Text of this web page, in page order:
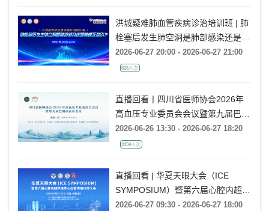
洪城疑难肺血管疾病诊治培训班 | 肺
栓塞后发生肺空洞是肺部感染还是肺
梗死鉴别？
2026-06-27 20:00 - 2026-06-27 21:00
526人次
直播回看丨四川省医师协会2026年
高血压专业委员会会议暨第九届巴蜀
高血压会议
2026-06-26 13:30 - 2026-06-27 18:20
3359人次
直播回看 | 华夏天眼大会（ICE
SYMPOSIUM）暨第六届心腔内超声
指导心血管疾病诊疗大会
2026-06-27 09:30 - 2026-06-27 18:00